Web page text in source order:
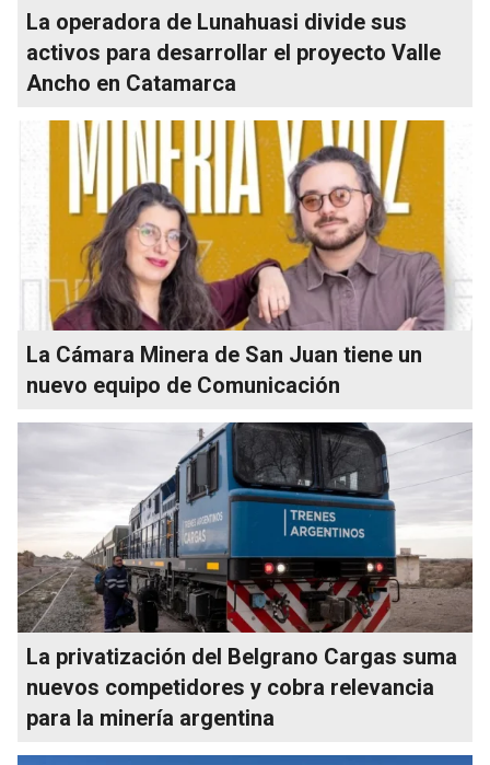
La operadora de Lunahuasi divide sus
activos para desarrollar el proyecto Valle
Ancho en Catamarca
La Cámara Minera de San Juan tiene un
nuevo equipo de Comunicación
La privatización del Belgrano Cargas suma
nuevos competidores y cobra relevancia
para la minería argentina